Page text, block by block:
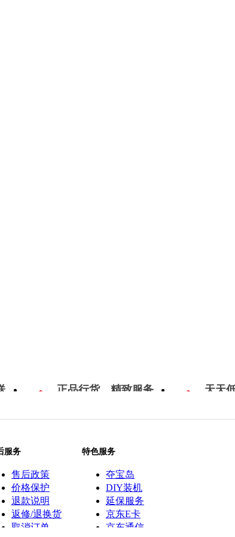
正品行货，精致服务 天天
服务
售后政策
价格保护
退款说明
返修/退换货
取消订单
特色服务
夺宝岛
DIY装机
延保服务
京东E卡
京东通信